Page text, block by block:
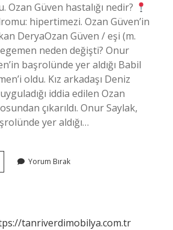
Ozan Güven hastalığı nedir?
hipertimezi. Ozan Güven’in
DeryaOzan Güven / eşi (m.
neden değişti? Onur
başrolünde yer aldığı Babil
oldu. Kız arkadaşı Deniz
iddia edilen Ozan
çıkarıldı. Onur Saylak,
yer aldığı…
Yorum Bırak
tanriverdimobilya.com.tr